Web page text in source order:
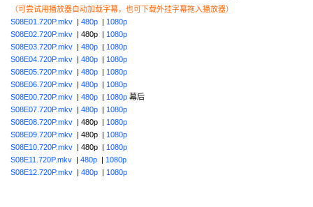
（可尝试用播放器自动加载字幕，也可下载外挂字幕拖入播放器）
S08E01.720P.mkv | 480p | 1080p
S08E02.720P.mkv | 480p | 1080p
S08E03.720P.mkv | 480p | 1080p
S08E04.720P.mkv | 480p | 1080p
S08E05.720P.mkv | 480p | 1080p
S08E06.720P.mkv | 480p | 1080p
S08E00.720P.mkv | 480p | 1080p 幕后
S08E07.720P.mkv | 480p | 1080p
S08E08.720P.mkv | 480p | 1080p
S08E09.720P.mkv | 480p | 1080p
S08E10.720P.mkv | 480p | 1080p
S08E11.720P.mkv | 480p | 1080p
S08E12.720P.mkv | 480p | 1080p